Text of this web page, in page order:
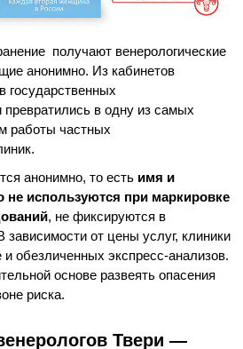
получают венерологические
анонимно. Из кабинетов
государственных
превратились в одну из самых
работы частных
анонимно, то есть имя и
используются при маркировке
, не фиксируются в
от цены услуг, клиники
обезличенных экспресс-анализов.
основе развеять опасения
риска.
Твери —